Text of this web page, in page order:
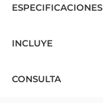
ESPECIFICACIONES
INCLUYE
CONSULTA